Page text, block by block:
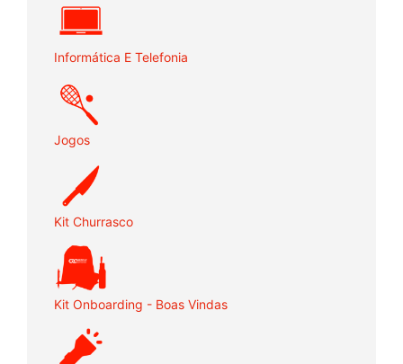
Informática E Telefonia
Jogos
Kit Churrasco
Kit Onboarding - Boas Vindas